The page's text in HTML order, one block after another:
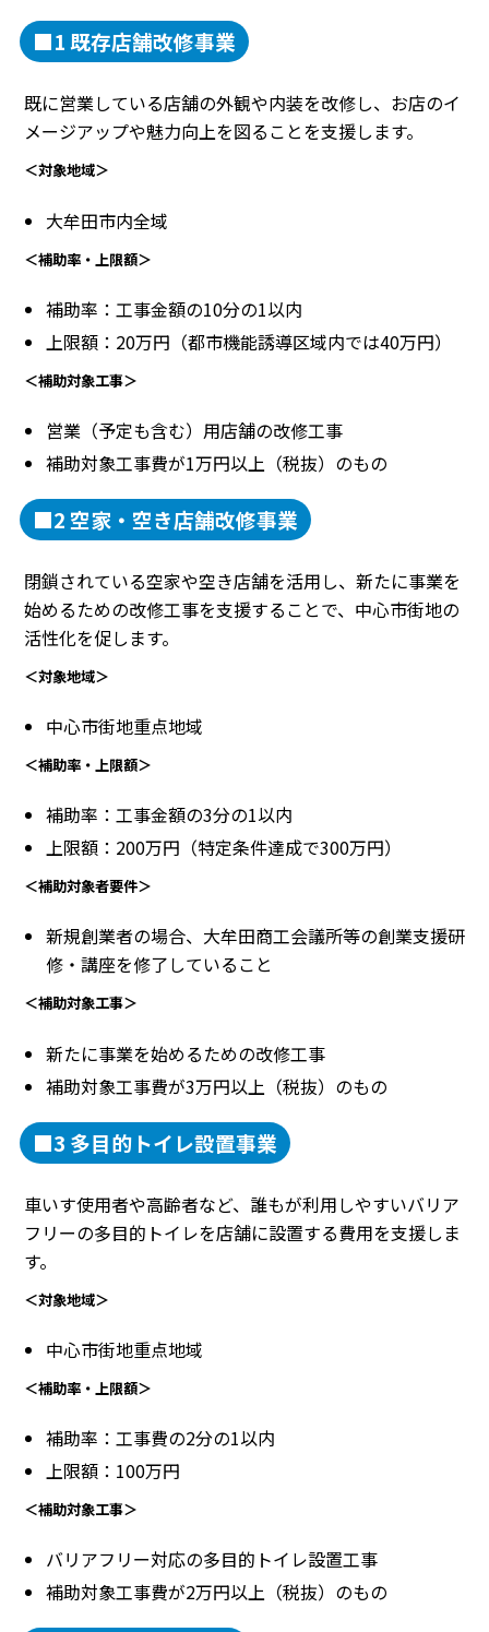
■1 既存店舗改修事業
既に営業している店舗の外観や内装を改修し、お店のイ
メージアップや魅力向上を図ることを支援します。
＜対象地域＞
大牟田市内全域
＜補助率・上限額＞
補助率：工事金額の10分の1以内
上限額：20万円（都市機能誘導区域内では40万円）
＜補助対象工事＞
営業（予定も含む）用店舗の改修工事
補助対象工事費が1万円以上（税抜）のもの
■2 空家・空き店舗改修事業
閉鎖されている空家や空き店舗を活用し、新たに事業を
始めるための改修工事を支援することで、中心市街地の
活性化を促します。
＜対象地域＞
中心市街地重点地域
＜補助率・上限額＞
補助率：工事金額の3分の1以内
上限額：200万円（特定条件達成で300万円）
＜補助対象者要件＞
新規創業者の場合、大牟田商工会議所等の創業支援研
修・講座を修了していること
＜補助対象工事＞
新たに事業を始めるための改修工事
補助対象工事費が3万円以上（税抜）のもの
■3 多目的トイレ設置事業
車いす使用者や高齢者など、誰もが利用しやすいバリア
フリーの多目的トイレを店舗に設置する費用を支援しま
す。
＜対象地域＞
中心市街地重点地域
＜補助率・上限額＞
補助率：工事費の2分の1以内
上限額：100万円
＜補助対象工事＞
バリアフリー対応の多目的トイレ設置工事
補助対象工事費が2万円以上（税抜）のもの